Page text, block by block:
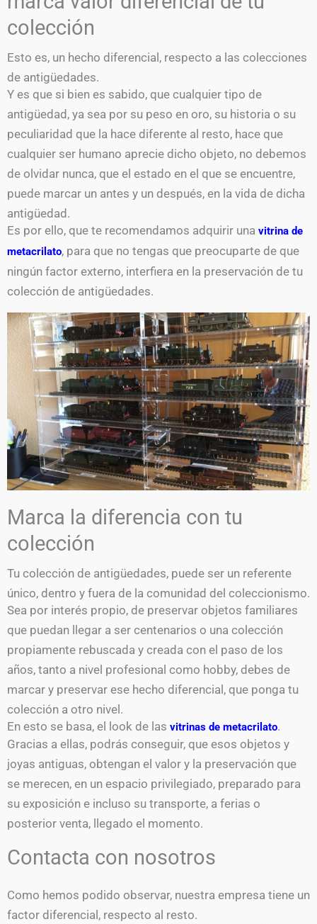
colección
Esto es, un hecho diferencial, respecto a las colecciones
de antigüedades.
Y es que si bien es sabido, que cualquier tipo de
antigüedad, ya sea por su peso en oro, su historia o su
peculiaridad que la hace diferente al resto, hace que
cualquier ser humano aprecie dicho objeto, no debemos
de olvidar nunca, que el estado en el que se encuentre,
puede marcar un antes y un después, en la vida de dicha
antigüedad.
Es por ello, que te recomendamos adquirir una vitrina de
metacrilato, para que no tengas que preocuparte de que
ningún factor externo, interfiera en la preservación de tu
colección de antigüedades.
Marca la diferencia con tu
colección
Tu colección de antigüedades, puede ser un referente
único, dentro y fuera de la comunidad del coleccionismo.
Sea por interés propio, de preservar objetos familiares
que puedan llegar a ser centenarios o una colección
propiamente rebuscada y creada con el paso de los
años, tanto a nivel profesional como hobby, debes de
marcar y preservar ese hecho diferencial, que ponga tu
colección a otro nivel.
En esto se basa, el look de las vitrinas de metacrilato.
Gracias a ellas, podrás conseguir, que esos objetos y
joyas antiguas, obtengan el valor y la preservación que
se merecen, en un espacio privilegiado, preparado para
su exposición e incluso su transporte, a ferias o
posterior venta, llegado el momento.
Contacta con nosotros
Como hemos podido observar, nuestra empresa tiene un
factor diferencial, respecto al resto.